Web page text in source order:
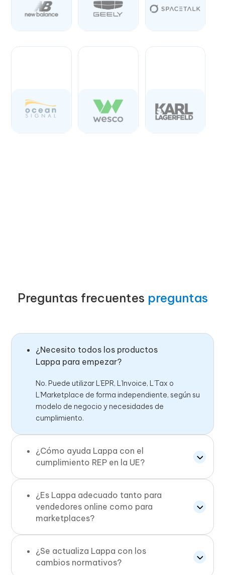
Preguntas frecuentes preguntas
¿Necesito todos los productos
Lappa para empezar?
No. Puede utilizar L’EPR, L’Invoice, L’Tax o
L’Marketplace de forma independiente, según su
modelo de negocio y necesidades de
cumplimiento.
¿Cómo ayuda Lappa con el
cumplimiento REP en la UE?
¿Es Lappa adecuado tanto para
vendedores online como para
marketplaces?
¿Se actualiza Lappa con los
cambios normativos?